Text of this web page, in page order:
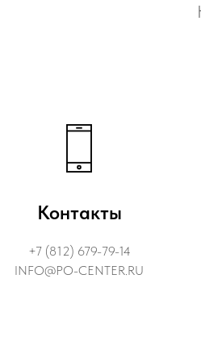
Контакты
+7 (812) 679-79-14
INFO@PO-CENTER.RU